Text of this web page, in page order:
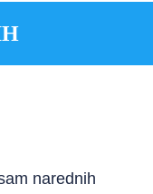
narednih